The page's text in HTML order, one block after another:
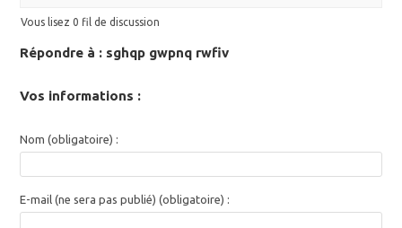
Vous lisez 0 fil de discussion
Répondre à : sghqp gwpnq rwfiv
Vos informations :
Nom (obligatoire) :
E-mail (ne sera pas publié) (obligatoire) :